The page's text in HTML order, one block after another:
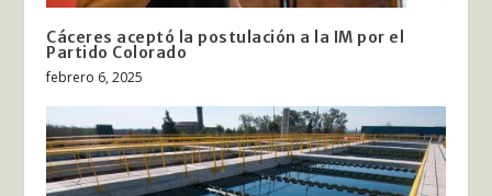
Cáceres aceptó la postulación a la IM por el
Partido Colorado
febrero 6, 2025